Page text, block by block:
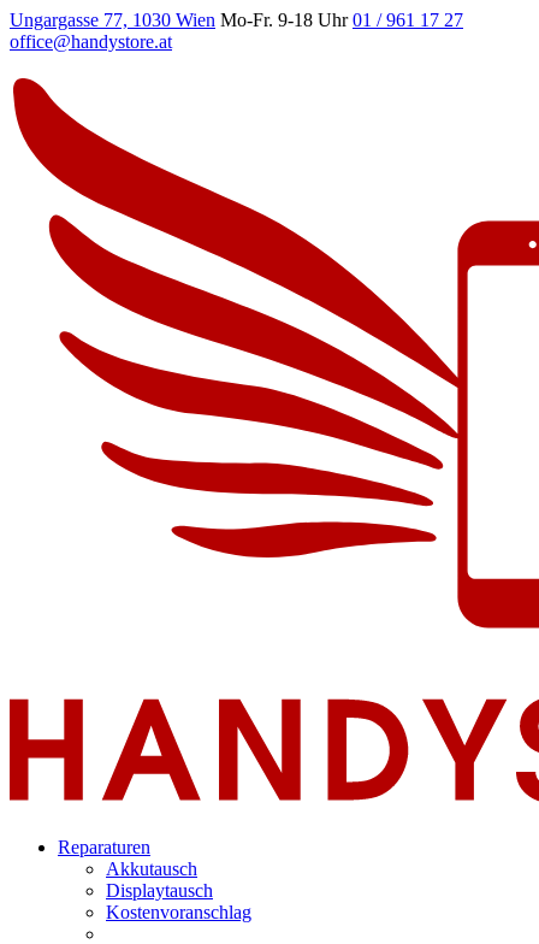
Ungargasse 77, 1030 Wien Mo-Fr. 9-18 Uhr 01 / 961 17 27
office@handystore.at
Reparaturen
Akkutausch
Displaytausch
Kostenvoranschlag